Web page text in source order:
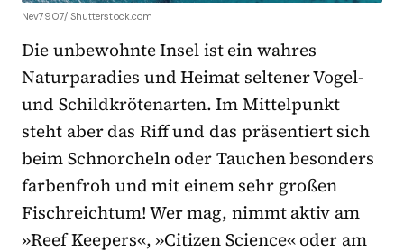
Nev7907/ Shutterstock.com
Die unbewohnte Insel ist ein wahres
Naturparadies und Heimat seltener Vogel-
und Schildkrötenarten. Im Mittelpunkt
steht aber das Riff und das präsentiert sich
beim Schnorcheln oder Tauchen besonders
farbenfroh und mit einem sehr großen
Fischreichtum! Wer mag, nimmt aktiv am
»Reef Keepers«, »Citizen Science« oder am